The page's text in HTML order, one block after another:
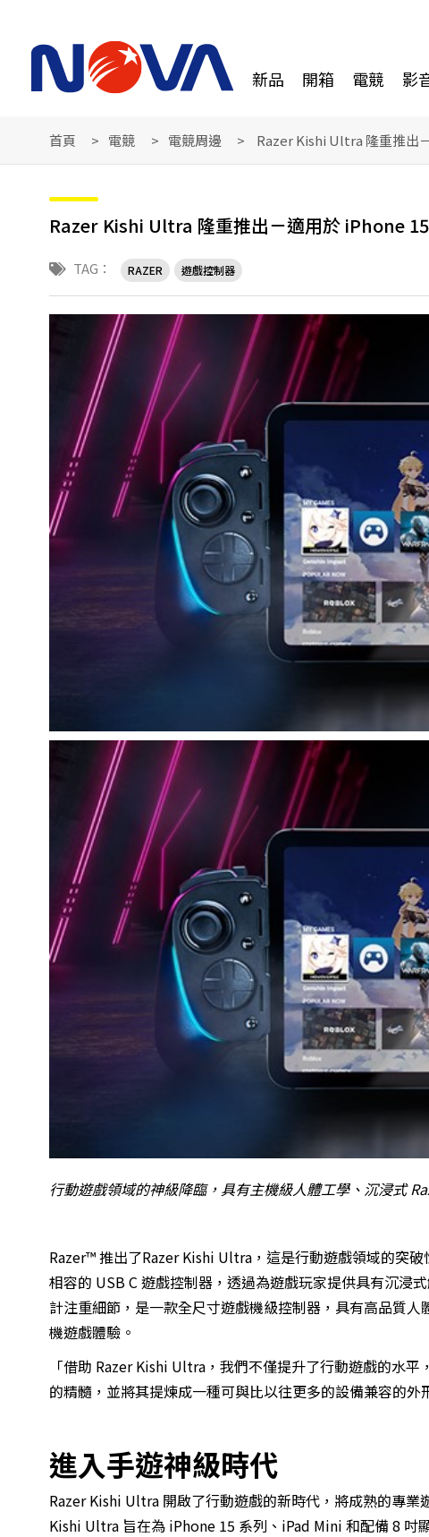
新品 開箱 電競 影
首頁 電競 電競周邊 Razer Kishi Ultra 隆重推出
Razer Kishi Ultra 隆重推出－適用於 iPhone
TAG： RAZER 遊戲控制器
行動遊戲領域的神級降臨，具有主機級人體工學、沉浸式
Razer™ 推出了Razer Kishi Ultra，這是行動遊戲領域的突
相容的 USB C 遊戲控制器，透過為遊戲玩家提供具有沉浸
計注重細節，是一款全尺寸遊戲機級控制器，具有高品質
機遊戲體驗。
「借助 Razer Kishi Ultra，我們不僅提升了行動遊戲的水
的精髓，並將其提煉成一種可與比以往更多的設備兼容的
進入手遊神級時代
Razer Kishi Ultra 開啟了行動遊戲的新時代，將成熟的專
Kishi Ultra 旨在為 iPhone 15 系列、iPad Mini 和配備 8 吋